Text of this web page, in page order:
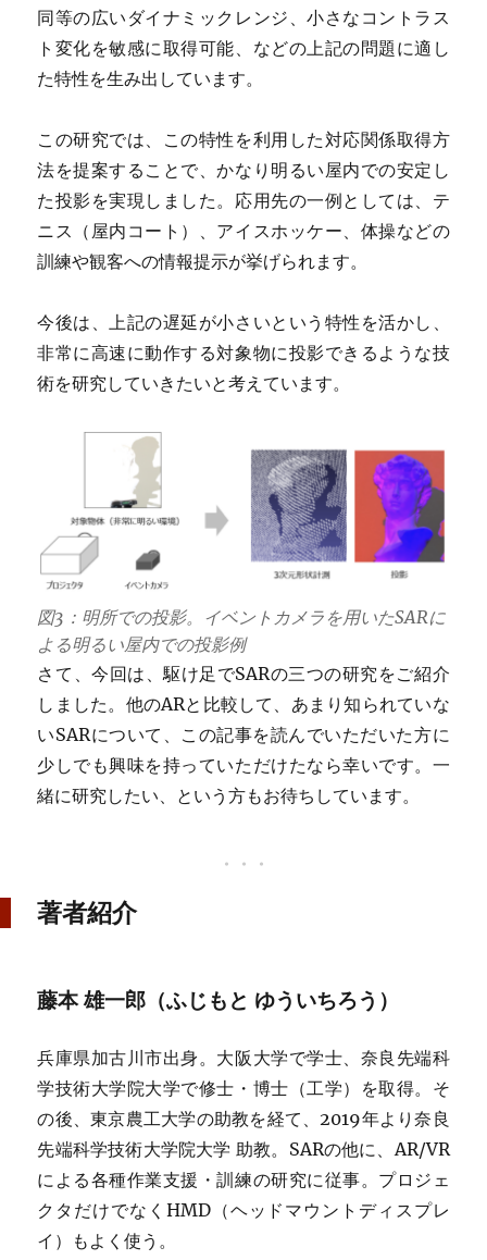
同等の広いダイナミックレンジ、小さなコントラス
ト変化を敏感に取得可能、などの上記の問題に適し
た特性を生み出しています。
この研究では、この特性を利用した対応関係取得方
法を提案することで、かなり明るい屋内での安定し
た投影を実現しました。応用先の一例としては、テ
ニス（屋内コート）、アイスホッケー、体操などの
訓練や観客への情報提示が挙げられます。
今後は、上記の遅延が小さいという特性を活かし、
非常に高速に動作する対象物に投影できるような技
術を研究していきたいと考えています。
図3：明所での投影。イベントカメラを用いたSARに
よる明るい屋内での投影例
さて、今回は、駆け足でSARの三つの研究をご紹介
しました。他のARと比較して、あまり知られていな
いSARについて、この記事を読んでいただいた方に
少しでも興味を持っていただけたなら幸いです。一
緒に研究したい、という方もお待ちしています。
著者紹介
藤本 雄一郎（ふじもと ゆういちろう）
兵庫県加古川市出身。大阪大学で学士、奈良先端科
学技術大学院大学で修士・博士（工学）を取得。そ
の後、東京農工大学の助教を経て、2019年より奈良
先端科学技術大学院大学 助教。SARの他に、AR/VR
による各種作業支援・訓練の研究に従事。プロジェ
クタだけでなくHMD（ヘッドマウントディスプレ
イ）もよく使う。